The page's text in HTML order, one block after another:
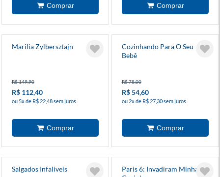
Marilia Zylbersztajn
R$ 149,90
R$ 112,40
ou 5x de R$ 22,48 sem juros
Cozinhando Para O Seu
Bebê
R$ 78,00
R$ 54,60
ou 2x de R$ 27,30 sem juros
Salgados Infalíveis
Paris 6: Invadiram Minha